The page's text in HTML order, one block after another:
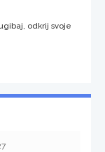
odkrij svoje